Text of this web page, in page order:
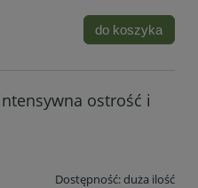
do koszyka
ostrość i
Dostępność:duża ilość